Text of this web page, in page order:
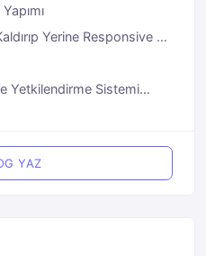
Komutlar
Yerine Responsive Bir
YAZ